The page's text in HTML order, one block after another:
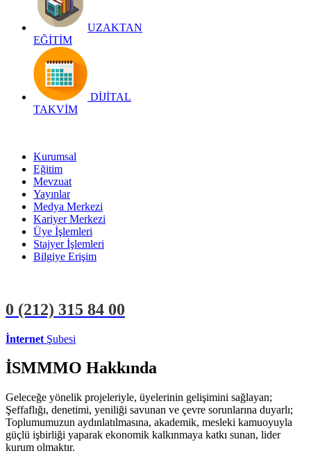
UZAKTAN
EĞİTİM
DİJİTAL
TAKVİM
Kurumsal
Eğitim
Mevzuat
Yayınlar
Medya Merkezi
Kariyer Merkezi
Üye İşlemleri
Stajyer İşlemleri
Bilgiye Erişim
0 (212) 315 84 00
İnternet Şubesi
İSMMMO Hakkında
Geleceğe yönelik projeleriyle, üyelerinin gelişimini sağlayan;
Şeffaflığı, denetimi, yeniliği savunan ve çevre sorunlarına duyarlı;
Toplumumuzun aydınlatılmasına, akademik, mesleki kamuoyuyla
güçlü işbirliği yaparak ekonomik kalkınmaya katkı sunan, lider
kurum olmaktır.